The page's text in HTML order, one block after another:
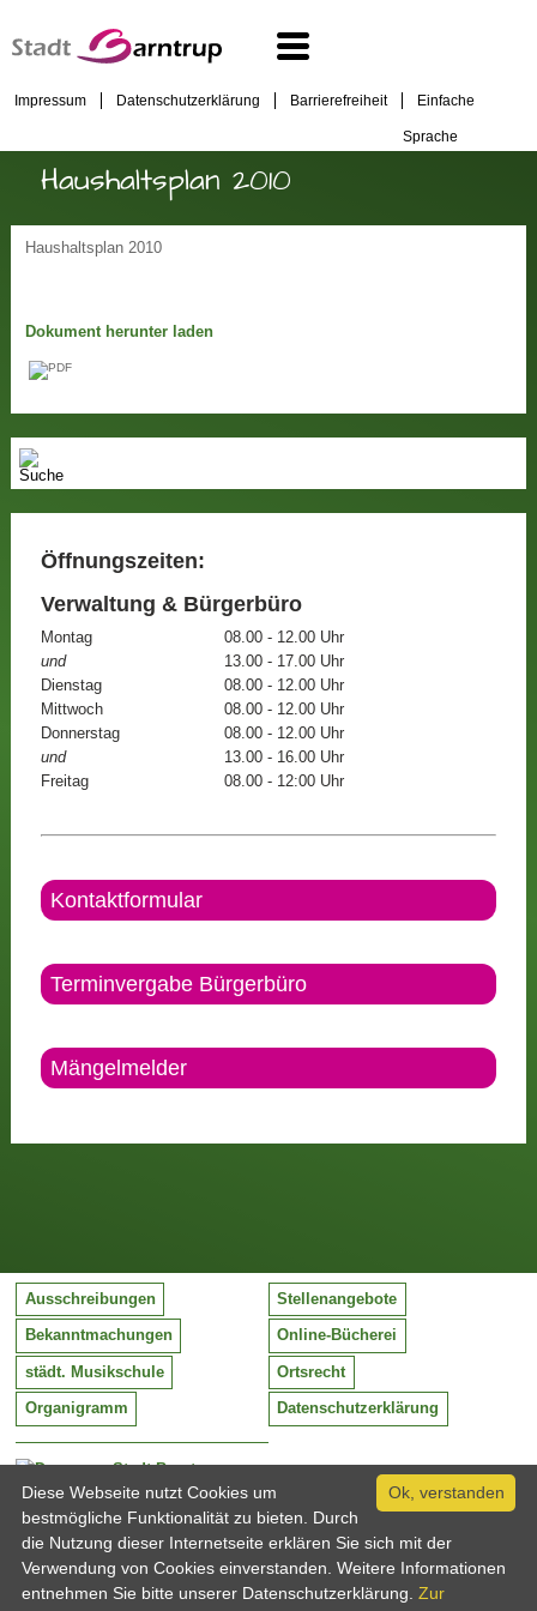
Impressum Datenschutzerklärung Barrierefreiheit Einfache
Sprache
Haushaltsplan 2010
Haushaltsplan 2010
Dokument herunter laden
Öffnungszeiten:
Verwaltung & Bürgerbüro
Montag
08.00 - 12.00 Uhr
und
13.00 - 17.00 Uhr
Dienstag
08.00 - 12.00 Uhr
Mittwoch
08.00 - 12.00 Uhr
Donnerstag
08.00 - 12.00 Uhr
und
13.00 - 16.00 Uhr
Freitag
08.00 - 12:00 Uhr
Kontaktformular
Terminvergabe Bürgerbüro
Mängelmelder
Stadt Barntrup
Mittelstraße 38
32683 Barntrup
Tel:
Email:
05263 / 409-0
info@barntrup.de
Ausschreibungen Stellenangebote
Bekanntmachungen Online-Bücherei
städt. Musikschule Ortsrecht
Organigramm Datenschutzerklärung
Ok, verstanden
Diese Webseite nutzt Cookies um
bestmögliche Funktionalität zu bieten. Durch
die Nutzung dieser Internetseite erklären Sie sich mit der
Verwendung von Cookies einverstanden. Weitere Informationen
entnehmen Sie bitte unserer Datenschutzerklärung. Zur